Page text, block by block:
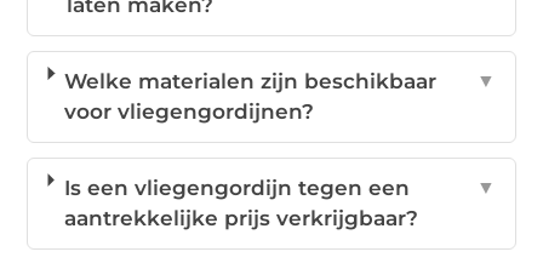
Welke materialen zijn beschikbaar
voor vliegengordijnen?
▼
Is een vliegengordijn tegen een
aantrekkelijke prijs verkrijgbaar?
▼